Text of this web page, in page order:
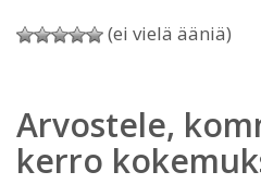
(ei vielä ääniä)
Arvostele,
kerro